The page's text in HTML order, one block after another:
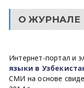
О ЖУРНАЛЕ
Интернет-портал и
языки в
СМИ на основе